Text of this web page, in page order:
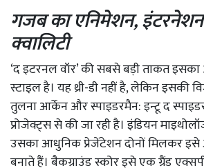
गजब का एनिमेशन,
क्वालिटी
‘द इटरनल वॉर’ की सबसे बड़ी ताकत
स्टाइल है। यह थ्री-डी नहीं है, लेकिन इसकी
तुलना आर्केन और स्पाइडरमैन: इन्टू द
प्रोजेक्ट्स से की जा रही है। इंडियन
उसका आधुनिक प्रेजेंटेशन दोनों मिलकर
बनाते हैं। बैकग्राउंड स्कोर इसे एक ग्रैंड